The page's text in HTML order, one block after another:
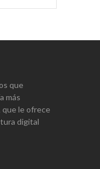
que
más
que le ofrece
digital